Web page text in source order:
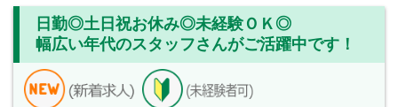
日勤◎土日祝お休み◎未経験ＯＫ◎
幅広い年代のスタッフさんがご活躍中です！